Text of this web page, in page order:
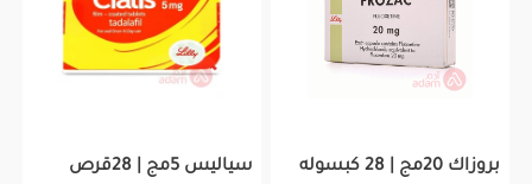
بروزاك 20مج | 28 كبسوله سياليس 5مج | 28قرص